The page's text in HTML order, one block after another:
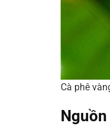
Cà phê